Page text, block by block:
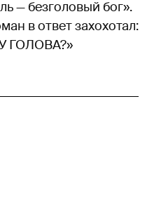
— безголовый бог».
в ответ захохотал:
ГОЛОВА?»